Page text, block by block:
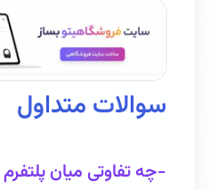
سوالات متداول
-چه تفاوتی میان